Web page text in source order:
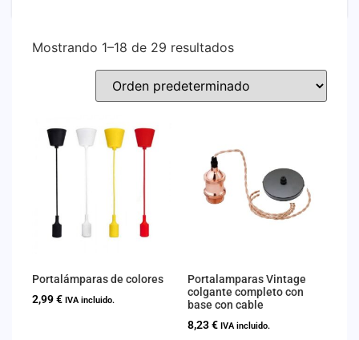
Mostrando 1–18 de 29 resultados
Portalámparas de colores
2,99€ IVA incluido.
Portalamparas Vintage
colgante completo con
base con cable
8,23€ IVA incluido.